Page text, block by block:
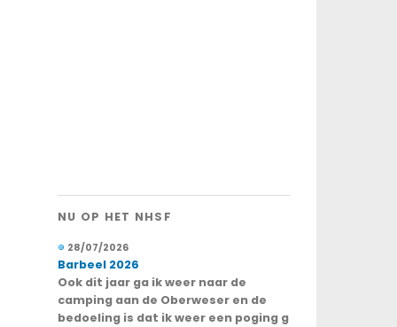
NU OP HET NHSF
28/07/2026
Barbeel 2026
Ook dit jaar ga ik weer naar de
camping aan de Oberweser en de
bedoeling is dat ik weer een poging g